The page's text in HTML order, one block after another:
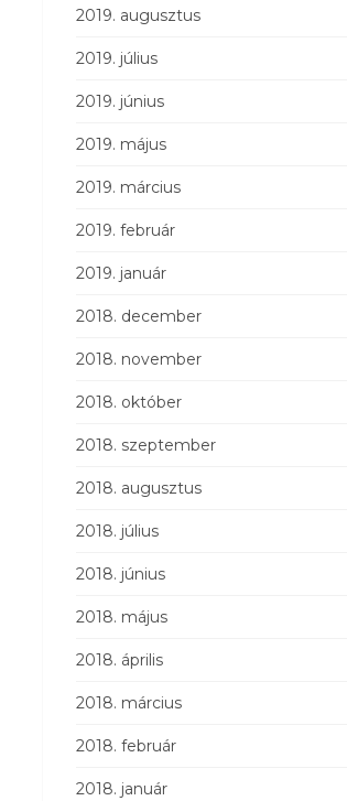
2019. augusztus
2019. július
2019. június
2019. május
2019. március
2019. február
2019. január
2018. december
2018. november
2018. október
2018. szeptember
2018. augusztus
2018. július
2018. június
2018. május
2018. április
2018. március
2018. február
2018. január